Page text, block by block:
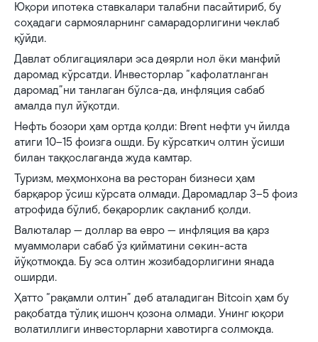
Юқори ипотека ставкалари талабни пасайтириб, бу
соҳадаги сармояларнинг самарадорлигини чеклаб
қўйди.
Давлат облигациялари эса деярли нол ёки манфий
даромад кўрсатди. Инвесторлар “кафолатланган
даромад”ни танлаган бўлса-да, инфляция сабаб
амалда пул йўқотди.
Нефть бозори ҳам ортда қолди: Brent нефти уч йилда
атиги 10–15 фоизга ошди. Бу кўрсаткич олтин ўсиши
билан таққослаганда жуда камтар.
Туризм, меҳмонхона ва ресторан бизнеси ҳам
барқарор ўсиш кўрсата олмади. Даромадлар 3–5 фоиз
атрофида бўлиб, беқарорлик сақланиб қолди.
Валюталар — доллар ва евро — инфляция ва қарз
муаммолари сабаб ўз қийматини секин-аста
йўқотмоқда. Бу эса олтин жозибадорлигини янада
оширди.
Ҳатто “рақамли олтин” деб аталадиган Bitcoin ҳам бу
рақобатда тўлиқ ишонч қозона олмади. Унинг юқори
волатиллиги инвесторларни хавотирга солмоқда.